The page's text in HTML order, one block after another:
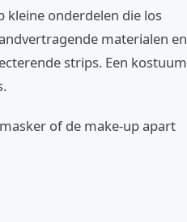
kleine onderdelen die los
materialen en
strips. Een kostuum
of de make-up apart